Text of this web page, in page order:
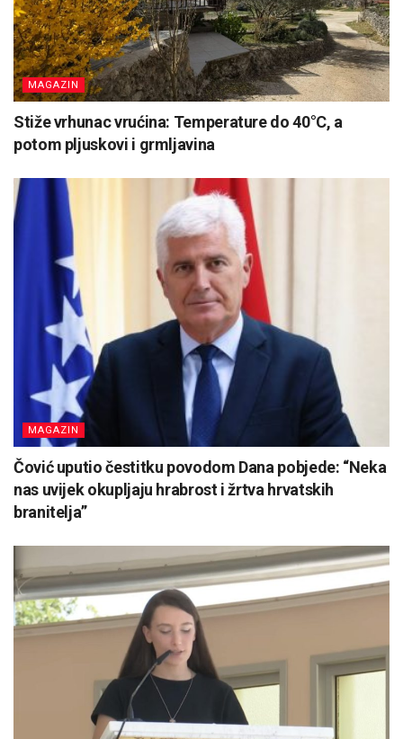
MAGAZIN
Stiže vrhunac vrućina: Temperature do 40°C, a
potom pljuskovi i grmljavina
MAGAZIN
Čović uputio čestitku povodom Dana pobjede: “Neka
nas uvijek okupljaju hrabrost i žrtva hrvatskih
branitelja”